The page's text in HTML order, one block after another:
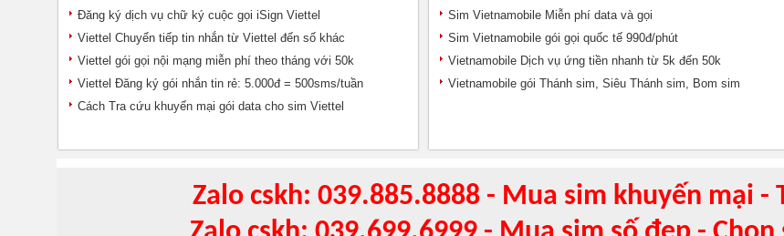
Đăng ký dịch vụ chữ ký cuộc gọi iSign Viettel
Viettel Chuyển tiếp tin nhắn từ Viettel đến số khác
Viettel gói gọi nội mạng miễn phí theo tháng với 50k
Viettel Đăng ký gói nhắn tin rẻ: 5.000đ = 500sms/tuần
Cách Tra cứu khuyến mại gói data cho sim Viettel
Sim Vietnamobile Miễn phí data và gọi
Sim Vietnamobile gói gọi quốc tế 990đ/phút
Vietnamobile Dịch vụ ứng tiền nhanh từ 5k đến 50k
Vietnamobile gói Thánh sim, Siêu Thánh sim, Bom sim
Zalo cskh: 039.885.8888 - Mua sim khuyến mại -